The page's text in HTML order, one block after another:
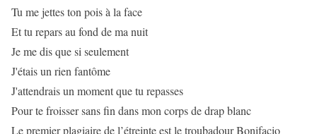
Tu me jettes ton pois à la face
Et tu repars au fond de ma nuit
Je me dis que si seulement
J'étais un rien fantôme
J'attendrais un moment que tu repasses
Pour te froisser sans fin dans mon corps de drap blanc
Le premier plagiaire de l’étreinte est le troubadour Bonifacio